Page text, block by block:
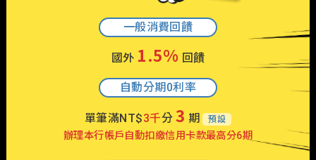
一般消費回饋
國外 1.5% 回饋
自動分期0利率
單筆滿NT$3千分 3 期 預設
辦理本行帳戶自動扣繳信用卡款最高分6期